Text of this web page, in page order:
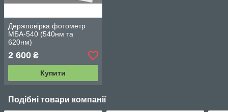
Держповірка фотометр
МБА-540 (540нм та
620нм)
2 600 ₴
Купити
Подібні товари компанії